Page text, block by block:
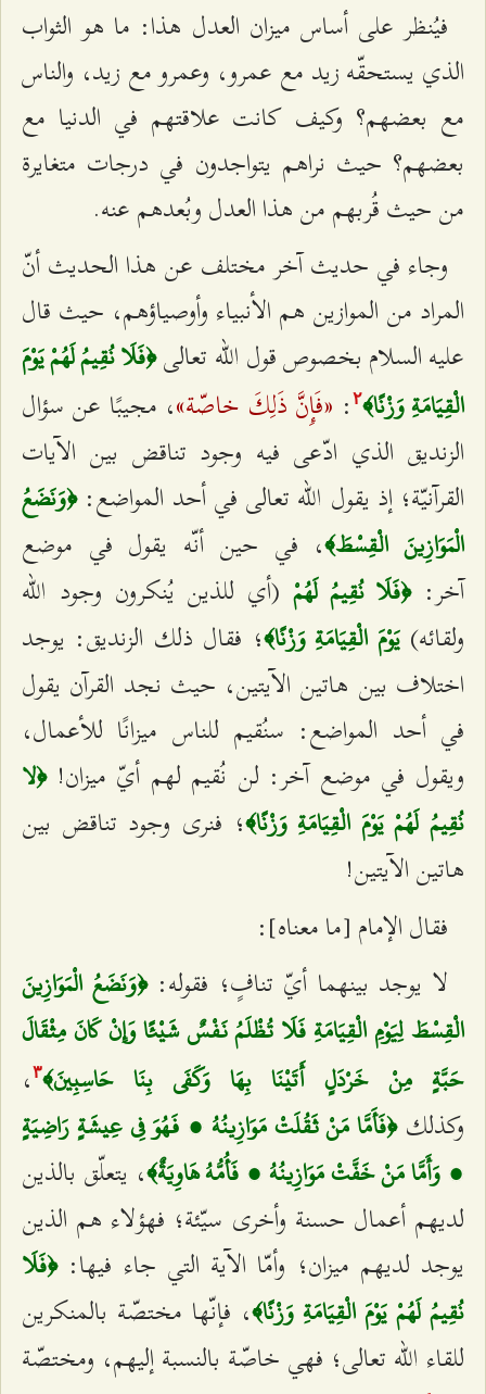
فيُنظر على أساس ميزان العدل هذا: ما هو الثواب
الذي يستحقّه زيد مع عمرو، وعمرو مع زيد، والناس
مع بعضهم؟ وكيف كانت علاقتهم في الدنيا مع
بعضهم؟ حيث نراهم يتواجدون في درجات متغايرة
من حيث قُربهم من هذا العدل وبُعدهم عنه.
وجاء في حديث آخر مختلف عن هذا الحديث أنّ
المراد من الموازين هم الأنبياء وأوصياؤهم، حيث قال
عليه السلام بخصوص قول الله تعالى﴿فَلَا نُقِيمُ لَهُمْ يَوْمَ
الْقِيَامَةِ وَزْنًا﴾٢ : «فَإِنَّ ذَلِكَ خاصّة»، مجيبًا عن سؤال
الزنديق الذي ادّعى فيه وجود تناقض بين الآيات
القرآنيّة؛ إذ يقول الله تعالى في أحد المواضع:﴿وَنَضَعُ
الْمَوَازِينَ الْقِسْطَ﴾، في حين أنّه يقول في موضع
آخر:﴿فَلَا نُقِيمُ لَهُمْ (أي للذين يُنكرون وجود الله
ولقائه)يَوْمَ الْقِيَامَةِ وَزْنًا﴾؛ فقال ذلك الزنديق: يوجد
اختلاف بين هاتين الآيتين، حيث نجد القرآن يقول
في أحد المواضع: سنُقيم للناس ميزانًا للأعمال،
ويقول في موضع آخر: لن نُقيم لهم أيّ ميزان!﴿لا
نُقِيمُ لَهُمْ يَوْمَ الْقِيَامَةِ وَزْنًا﴾؛ فنرى وجود تناقض بين
هاتين الآيتين!
فقال الإمام [ما معناه]:
لا يوجد بينهما أيّ تنافٍ؛ فقوله:﴿وَنَضَعُ الْمَوَازِينَ
الْقِسْطَ لِيَوْمِ الْقِيَامَةِ فَلَا تُظْلَمُ نَفْسٌ شَيْئًا وَإِنْ كَانَ مِثْقَالَ
حَبَّةٍ مِنْ خَرْدَلٍ أَتَيْنَا بِهَا وَكَفَى بِنَا حَاسِبِينَ﴾٣،
وكذلك﴿فَأَمَّا مَنْ ثَقُلَتْ مَوَازِينُهُ ، فَهُوَ فِي عِيشَةٍ رَاضِيَةٍ
، وَأَمَّا مَنْ خَفَّتْ مَوَازِينُهُ ، فَأُمُّهُ هَاوِيَةٌ﴾، يتعلّق بالذين
لديهم أعمال حسنة وأخرى سيّئة؛ فهؤلاء هم الذين
يوجد لديهم ميزان؛ وأمّا الآية التي جاء فيها:﴿فَلَا
نُقِيمُ لَهُمْ يَوْمَ الْقِيَامَةِ وَزْنًا﴾، فإنّها مختصّة بالمنكرين
للقاء الله تعالى؛ فهي خاصّة بالنسبة إليهم، ومختصّة